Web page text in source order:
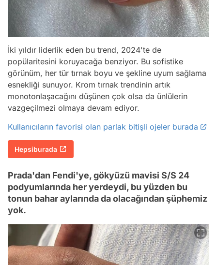
İki yıldır liderlik eden bu trend, 2024'te de
popülaritesini koruyacağa benziyor. Bu sofistike
görünüm, her tür tırnak boyu ve şekline uyum sağlama
esnekliği sunuyor. Krom tırnak trendinin artık
monotonlaşacağını düşünen çok olsa da ünlülerin
vazgeçilmezi olmaya devam ediyor.
Kullanıcıların favorisi olan parlak bitişli ojeler burada
Hepsiburada
Prada'dan Fendi'ye, gökyüzü mavisi S/S 24
podyumlarında her yerdeydi, bu yüzden bu
tonun bahar aylarında da olacağından şüphemiz
yok.